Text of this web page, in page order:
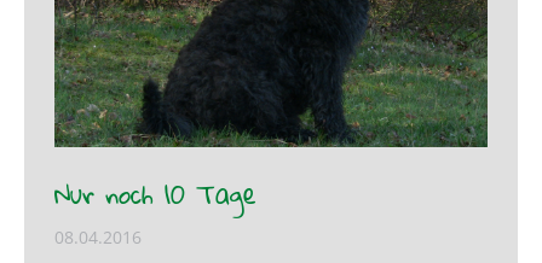
Nur noch 10 Tage
08.04.2016